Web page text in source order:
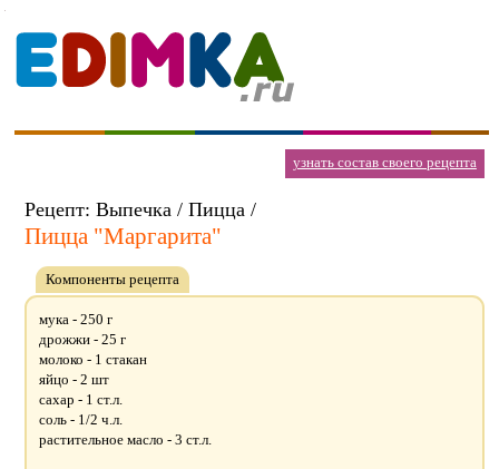
узнать состав своего рецепта
Рецепт: Выпечка / Пицца /
Пицца "Маргарита"
Компоненты рецепта
мука - 250 г
дрожжи - 25 г
молоко - 1 стакан
яйцо - 2 шт
сахар - 1 ст.л.
соль - 1/2 ч.л.
растительное масло - 3 ст.л.